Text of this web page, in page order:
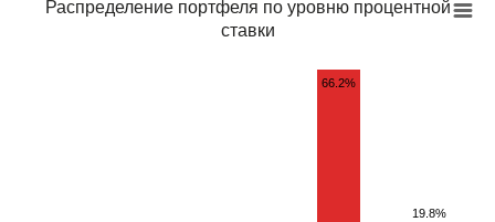
Распределение портфеля по уровню процентной
ставки
66.2%
19.8%